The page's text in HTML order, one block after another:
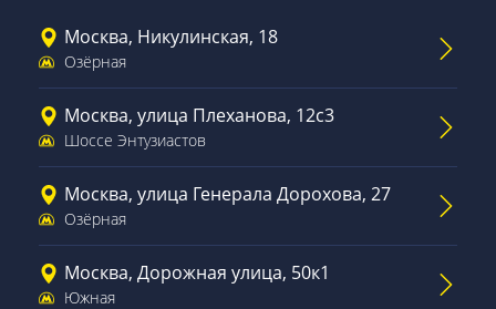
Москва, Никулинская, 18
Озёрная
Москва, улица Плеханова, 12с3
Шоссе Энтузиастов
Москва, улица Генерала Дорохова, 27
Озёрная
Москва, Дорожная улица, 50к1
Южная